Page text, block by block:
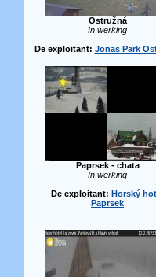
Ostružná
In werking
De exploitant: Jonas Park
Paprsek - chata
In werking
De exploitant: Horský
Paprsek